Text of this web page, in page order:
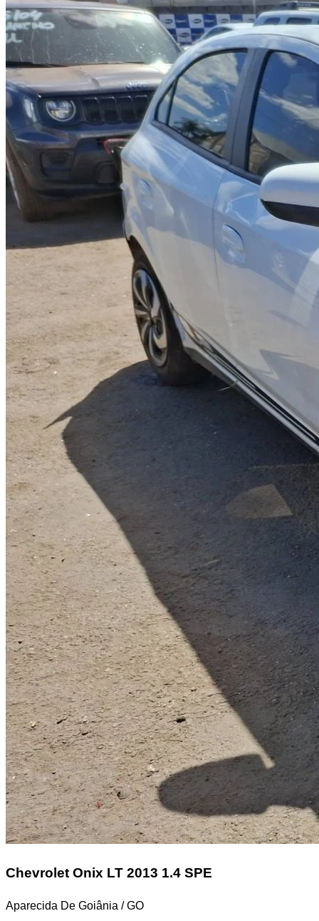
Chevrolet Onix LT 2013 1.4 SPE
Aparecida De Goiânia / GO